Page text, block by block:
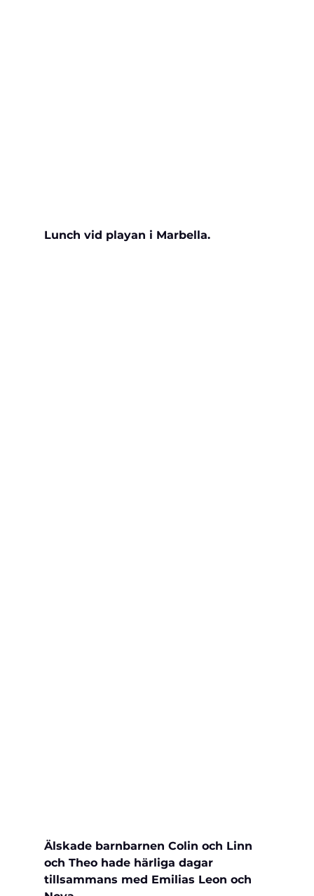
Lunch vid playan i Marbella.
Älskade barnbarnen Colin och Linn
och Theo hade härliga dagar
tillsammans med Emilias Leon och